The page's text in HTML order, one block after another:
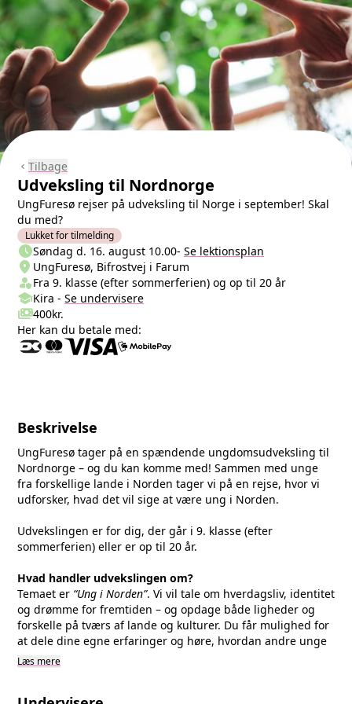
chevron_left Tilbage
Udveksling til Nordnorge
UngFuresø rejser på udveksling til Norge i september! Skal
du med?
Lukket for tilmelding
Næste lektion
scheduleSøndag d. 16. august 10.00- Se lektionsplan
Sted/Adresse
location_on UngFuresø, Bifrostvej i Farum
Klasse/Aldersbegrænsning
person_shieldFra 9. klasse (efter sommerferien) og op til 20 år
Undervisere
schoolKira - Se undervisere
Pris
payments400kr.
Her kan du betale med:
Beskrivelse
UngFuresø tager på en spændende ungdomsudveksling til
Nordnorge – og du kan komme med! Sammen med unge
fra forskellige lande i Norden tager vi på en rejse, hvor vi
udforsker, hvad det vil sige at være ung i Norden.
Udvekslingen er for dig, der går i 9. klasse (efter
sommerferien) eller er op til 20 år.
Hvad handler udvekslingen om?
Temaet er “Ung i Norden”. Vi vil tale om hverdagsliv, identitet
og drømme for fremtiden – og opdage både ligheder og
forskelle på tværs af lande og kulturer. Du får mulighed for
at dele dine egne erfaringer og høre, hvordan andre unge
lever deres liv.
Læs mere